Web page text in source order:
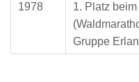
1978
1. Platz
Gruppe